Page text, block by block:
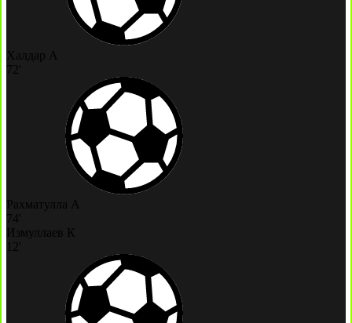
Халдар А
72'
Рахматулла А
74'
Измуллаев К
12'